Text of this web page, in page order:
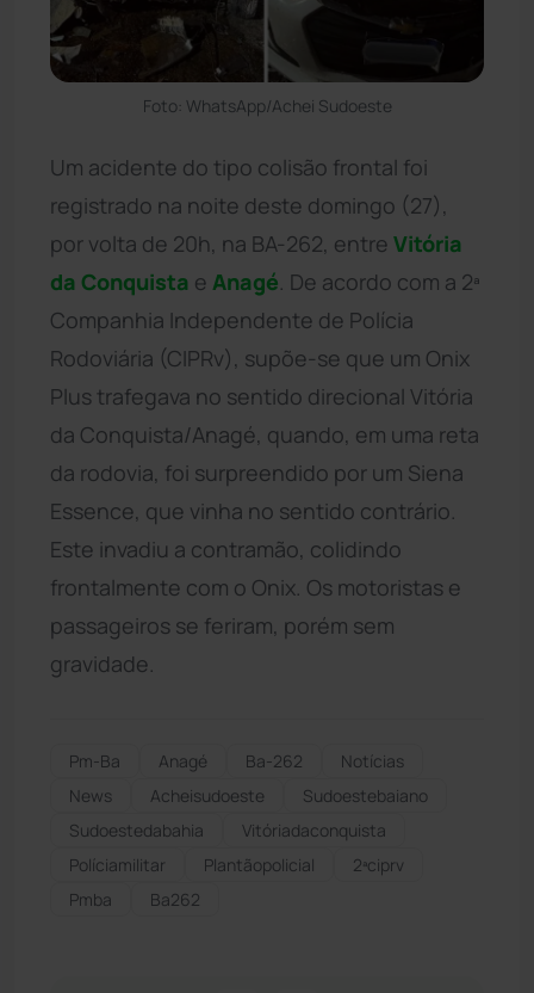
Foto: WhatsApp/Achei Sudoeste
Um acidente do tipo colisão frontal foi
registrado na noite deste domingo (27),
por volta de 20h, na BA-262, entre Vitória
da Conquista e Anagé . De acordo com a 2ª
Companhia Independente de Polícia
Rodoviária (CIPRv), supõe-se que um Onix
Plus trafegava no sentido direcional Vitória
da Conquista/Anagé, quando, em uma reta
da rodovia, foi surpreendido por um Siena
Essence, que vinha no sentido contrário.
Este invadiu a contramão, colidindo
frontalmente com o Onix. Os motoristas e
passageiros se feriram, porém sem
gravidade.
Pm-Ba Anagé Ba-262
Notícias
News
Acheisudoeste
Sudoestebaiano
Sudoestedabahia
Vitóriadaconquista
Políciamilitar
Plantãopolicial
2ªciprv
Pmba
Ba262